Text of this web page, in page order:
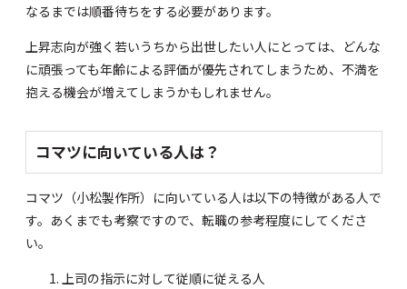
なるまでは順番待ちをする必要があります。
上昇志向が強く若いうちから出世したい人にとっては、どんな
に頑張っても年齢による評価が優先されてしまうため、不満を
抱える機会が増えてしまうかもしれません。
コマツに向いている人は？
コマツ（小松製作所）に向いている人は以下の特徴がある人で
す。あくまでも考察ですので、転職の参考程度にしてくださ
い。
上司の指示に対して従順に従える人